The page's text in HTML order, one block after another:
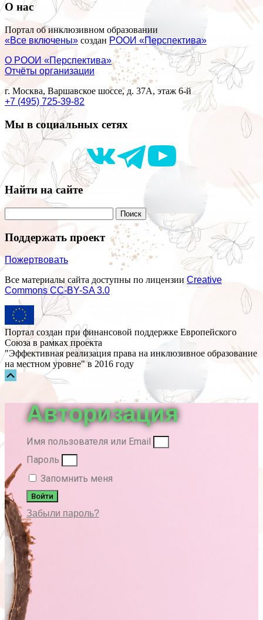
О нас
Портал об инклюзивном образовании
«Все включены» создан РООИ «Перспектива»
О РООИ «Перспектива»
Отчёты организации
г. Москва, Варшавское шоссе, д. 37А, этаж 6-й
+7 (495) 725-39-82
Мы в социальных сетях
Найти на сайте
Поддержать проект
Пожертвовать
Все материалы сайта доступны по лицензииCreative
Commons СС-BY-SA 3.0
Портал создан при финансовой поддержке Европейского
Союза в рамках проекта
"Эффективная реализация права на инклюзивное образование
на местном уровне" в 2016 году
Прокрутка
Авторизация
Имя пользователя или Email
Пароль
Запомнить меня
Войти
Забыли пароль?